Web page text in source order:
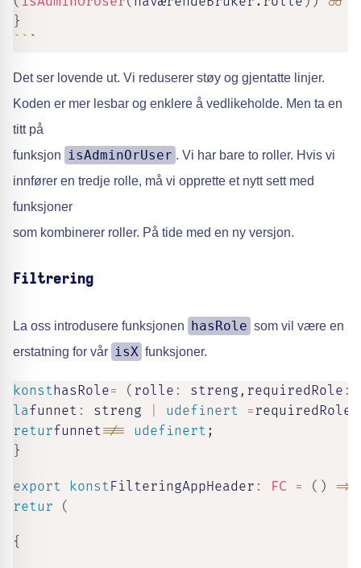
}
Det ser lovende ut. Vi reduserer støy og gjentatte linjer.
Koden er mer lesbar og enklere å vedlikeholde. Men ta en
titt på
funksjon isAdminOrUser . Vi har bare to roller. Hvis vi
innfører en tredje rolle, må vi opprette et nytt sett med
funksjoner
som kombinerer roller. På tide med en ny versjon.
Filtrering
La oss introdusere funksjonen hasRole som vil være en
erstatning for vår isX funksjoner.
konsthasRole= ( rolle : streng , requiredRole :
lafunnet : streng udefinert =requiredRole
returfunnet!== udefinert ;
}
export konstFilteringAppHeader : FC = ( ) =>
retur
(
{